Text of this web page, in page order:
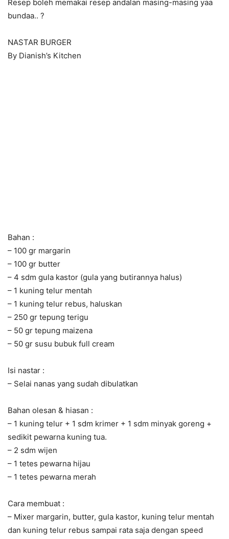
Resep boleh memakai resep andalan masing-masing yaa
bundaa.. ?
NASTAR BURGER
By Dianish’s Kitchen
Bahan :
– 100 gr margarin
– 100 gr butter
– 4 sdm gula kastor (gula yang butirannya halus)
– 1 kuning telur mentah
– 1 kuning telur rebus, haluskan
– 250 gr tepung terigu
– 50 gr tepung maizena
– 50 gr susu bubuk full cream
Isi nastar :
– Selai nanas yang sudah dibulatkan
Bahan olesan & hiasan :
– 1 kuning telur + 1 sdm krimer + 1 sdm minyak goreng +
sedikit pewarna kuning tua.
– 2 sdm wijen
– 1 tetes pewarna hijau
– 1 tetes pewarna merah
Cara membuat :
– Mixer margarin, butter, gula kastor, kuning telur mentah
dan kuning telur rebus sampai rata saja dengan speed